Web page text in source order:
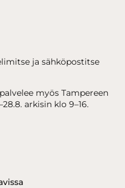
ja sähköpostitse
myös Tampereen
arkisin klo 9–16.